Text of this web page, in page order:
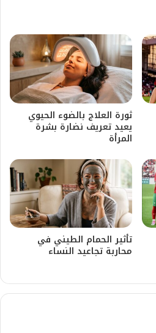
ثورة العلاج بالضوء الحيوي
يعيد تعريف نضارة بشرة
المرأة
تأثير الحمام الطيني في
محاربة تجاعيد النساء